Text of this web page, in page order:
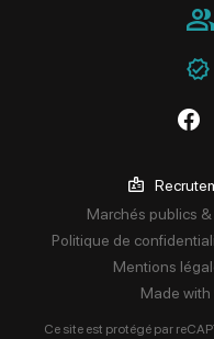
Marchés publics
Politique de
Mentions
Made with
Ce site est protégé par